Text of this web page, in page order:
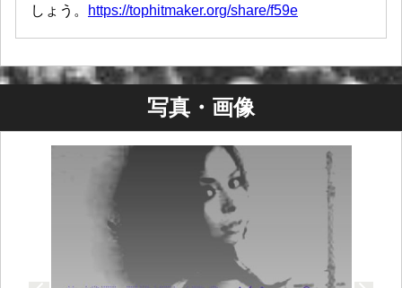
しょう。
https://tophitmaker.org/share/f59e
写真・画像